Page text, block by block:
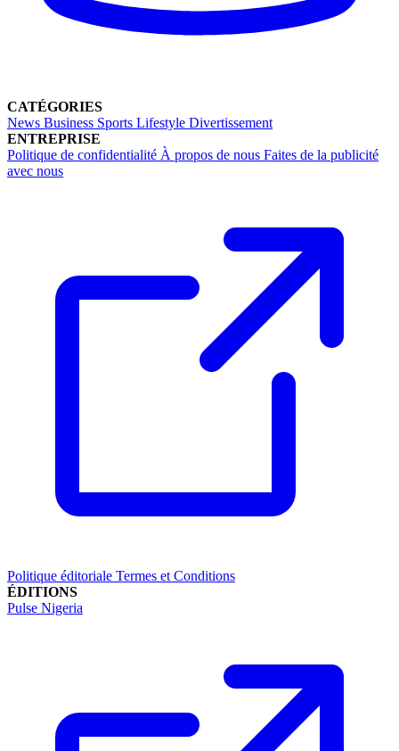
CATÉGORIES
News Business Sports Lifestyle Divertissement
ENTREPRISE
Politique de confidentialité À propos de nous Faites de la publicité
avec nous
Politique éditoriale Termes et Conditions
ÉDITIONS
Pulse Nigeria